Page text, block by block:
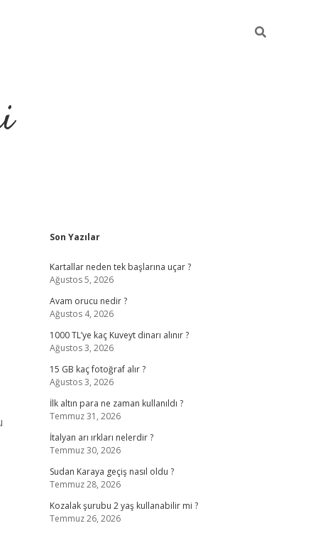
Sidebar
Son Yazılar
Kartallar neden tek başlarına uçar ?
Ağustos 5, 2026
Avam orucu nedir ?
Ağustos 4, 2026
1000 TL’ye kaç Kuveyt dinarı alınır ?
Ağustos 3, 2026
15 GB kaç fotoğraf alır ?
Ağustos 3, 2026
İlk altın para ne zaman kullanıldı ?
Temmuz 31, 2026
İtalyan arı ırkları nelerdir ?
Temmuz 30, 2026
Sudan Karaya geçiş nasıl oldu ?
Temmuz 28, 2026
Kozalak şurubu 2 yaş kullanabilir mi ?
Temmuz 26, 2026